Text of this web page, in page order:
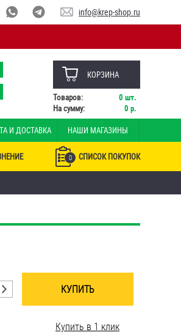
info@krep-shop.ru
КОРЗИНА
Товаров: 0 шт.
На сумму:
0 р.
И ДОСТАВКА НАШИ МАГАЗИНЫ
0 СПИСОК ПОКУПОК
КУПИТЬ
Купить в 1 клик